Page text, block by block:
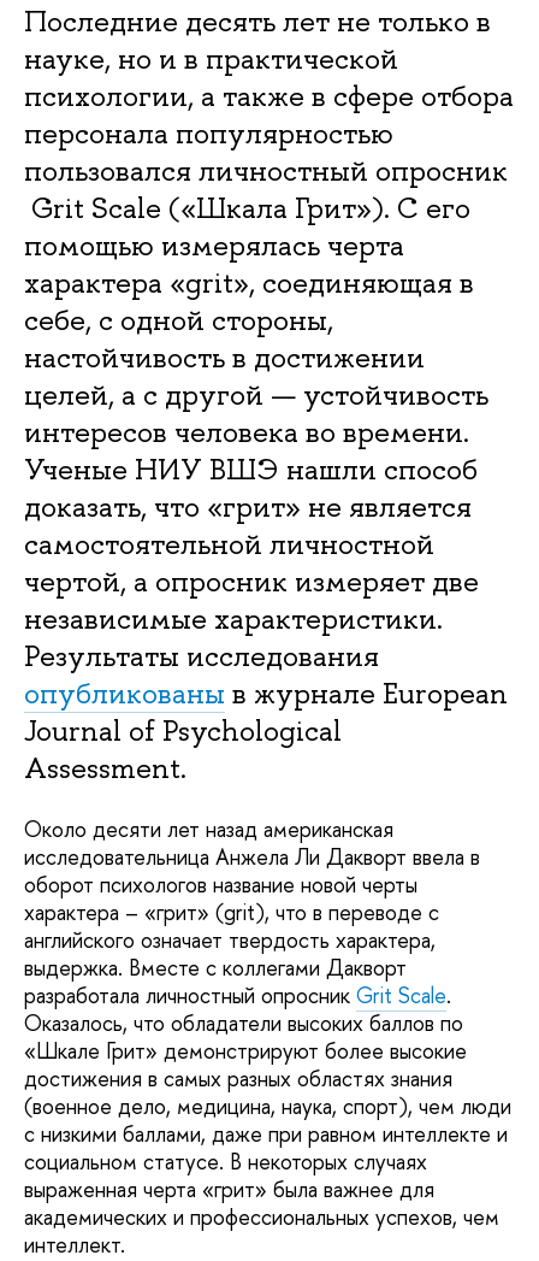
Последние десять лет не только в
науке, но и в практической
психологии, а также в сфере отбора
персонала популярностью
пользовался личностный опросник
Grit Scale («Шкала Грит»). C его
помощью измерялась черта
характера «grit», соединяющая в
себе, с одной стороны,
настойчивость в достижении
целей, а с другой — устойчивость
интересов человека во времени.
Ученые НИУ ВШЭ нашли способ
доказать, что «грит» не является
самостоятельной личностной
чертой, а опросник измеряет две
независимые характеристики.
Результаты исследования
опубликованы в журнале European
Journal of Psychological
Assessment.
Около десяти лет назад американская
исследовательница Анжела Ли Дакворт ввела в
оборот психологов название новой черты
характера – «грит» (grit), что в переводе с
английского означает твердость характера,
выдержка. Вместе с коллегами Дакворт
разработала личностный опросник Grit Scale.
Оказалось, что обладатели высоких баллов по
«Шкале Грит» демонстрируют более высокие
достижения в самых разных областях знания
(военное дело, медицина, наука, спорт), чем люди
с низкими баллами, даже при равном интеллекте и
социальном статусе. В некоторых случаях
выраженная черта «грит» была важнее для
академических и профессиональных успехов, чем
интеллект.